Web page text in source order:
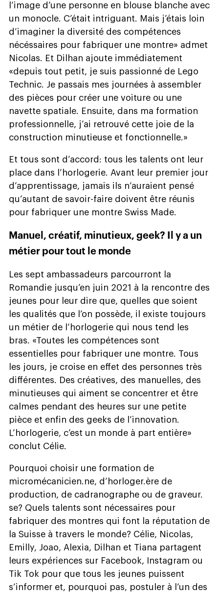
l’image d’une personne en blouse blanche avec
un monocle. C’était intriguant. Mais j’étais loin
d’imaginer la diversité des compétences
nécéssaires pour fabriquer une montre» admet
Nicolas. Et Dilhan ajoute immédiatement
«depuis tout petit, je suis passionné de Lego
Technic. Je passais mes journées à assembler
des pièces pour créer une voiture ou une
navette spatiale. Ensuite, dans ma formation
professionnelle, j’ai retrouvé cette joie de la
construction minutieuse et fonctionnelle.»
Et tous sont d’accord: tous les talents ont leur
place dans l’horlogerie. Avant leur premier jour
d’apprentissage, jamais ils n’auraient pensé
qu’autant de savoir-faire doivent être réunis
pour fabriquer une montre Swiss Made.
Manuel, créatif, minutieux, geek? Il y a un
métier pour tout le monde
Les sept ambassadeurs parcourront la
Romandie jusqu’en juin 2021 à la rencontre des
jeunes pour leur dire que, quelles que soient
les qualités que l’on possède, il existe toujours
un métier de l’horlogerie qui nous tend les
bras. «Toutes les compétences sont
essentielles pour fabriquer une montre. Tous
les jours, je croise en effet des personnes très
différentes. Des créatives, des manuelles, des
minutieuses qui aiment se concentrer et être
calmes pendant des heures sur une petite
pièce et enfin des geeks de l’innovation.
L’horlogerie, c’est un monde à part entière»
conclut Célie.
Pourquoi choisir une formation de
micromécanicien.ne, d’horloger.ère de
production, de cadranographe ou de graveur.
se? Quels talents sont nécessaires pour
fabriquer des montres qui font la réputation de
la Suisse à travers le monde? Célie, Nicolas,
Emilly, Joao, Alexia, Dilhan et Tiana partagent
leurs expériences sur Facebook, Instagram ou
Tik Tok pour que tous les jeunes puissent
s’informer et, pourquoi pas, postuler à l’un des